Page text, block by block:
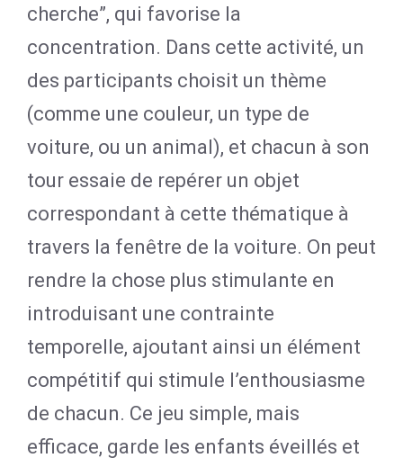
cherche”, qui favorise la
concentration. Dans cette activité, un
des participants choisit un thème
(comme une couleur, un type de
voiture, ou un animal), et chacun à son
tour essaie de repérer un objet
correspondant à cette thématique à
travers la fenêtre de la voiture. On peut
rendre la chose plus stimulante en
introduisant une contrainte
temporelle, ajoutant ainsi un élément
compétitif qui stimule l’enthousiasme
de chacun. Ce jeu simple, mais
efficace, garde les enfants éveillés et